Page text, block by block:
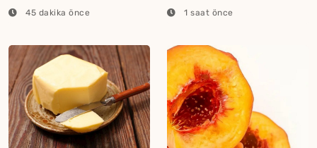
45 dakika önce
Noktaları
1 saat önce